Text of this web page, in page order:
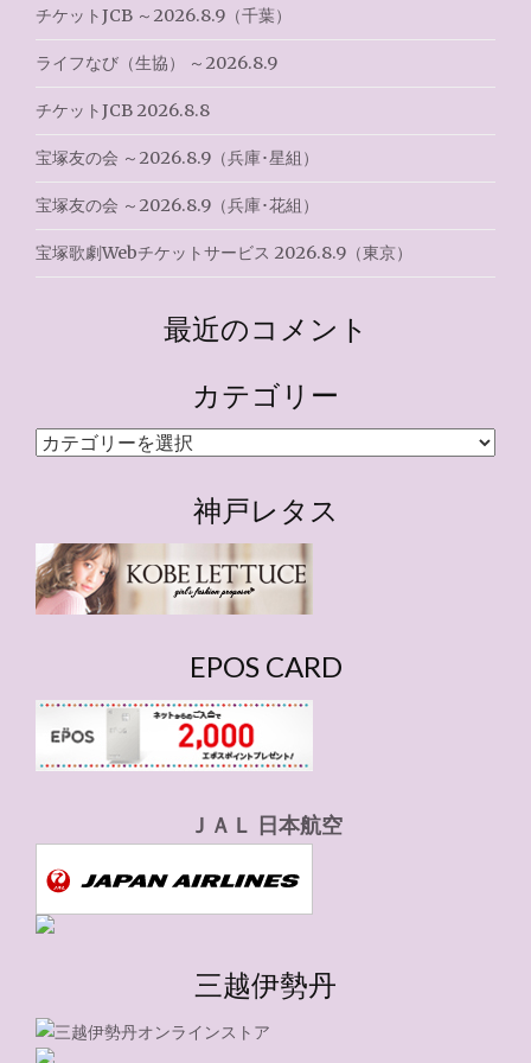
チケットJCB ～2026.8.9（千葉）
ライフなび（生協） ～2026.8.9
チケットJCB 2026.8.8
宝塚友の会 ～2026.8.9（兵庫･星組）
宝塚友の会 ～2026.8.9（兵庫･花組）
宝塚歌劇Webチケットサービス 2026.8.9（東京）
最近のコメント
カテゴリー
カ
ー
神戸レタス
EPOS CARD
ＪＡＬ 日本航空
三越伊勢丹